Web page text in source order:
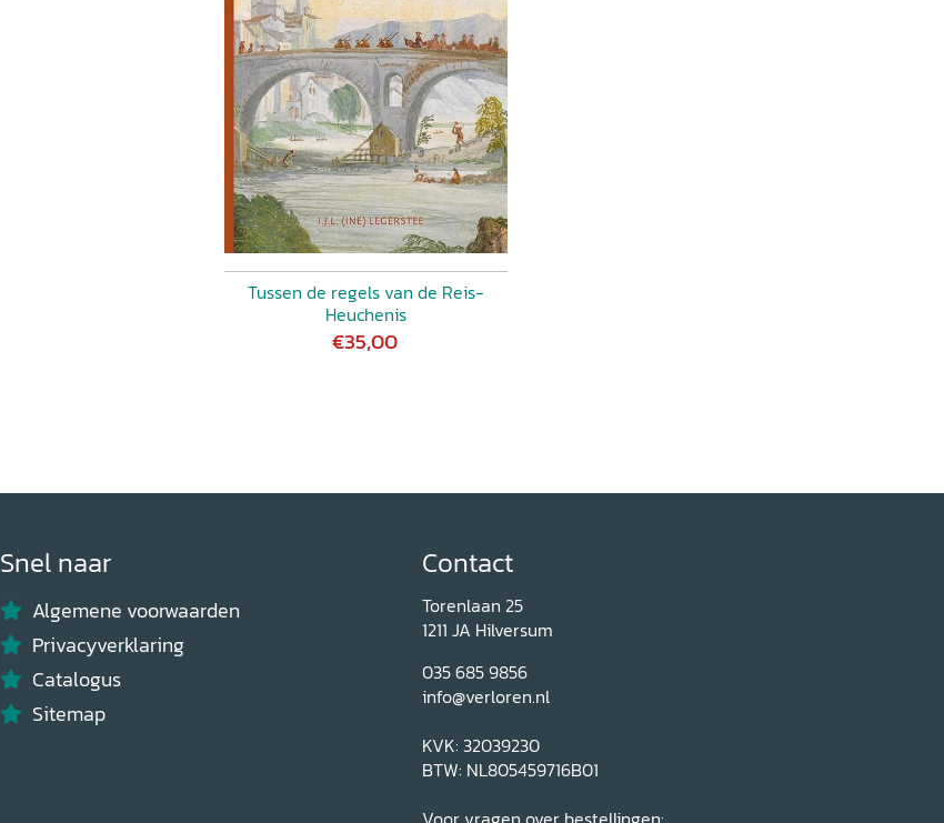
Tussen de regels van de Reis-
Heuchenis
€35,00
Snel naar
Algemene voorwaarden
Privacyverklaring
Catalogus
Sitemap
Contact
Torenlaan 25
1211 JA Hilversum
035 685 9856
info@verloren.nl
KVK: 32039230
BTW: NL805459716B01